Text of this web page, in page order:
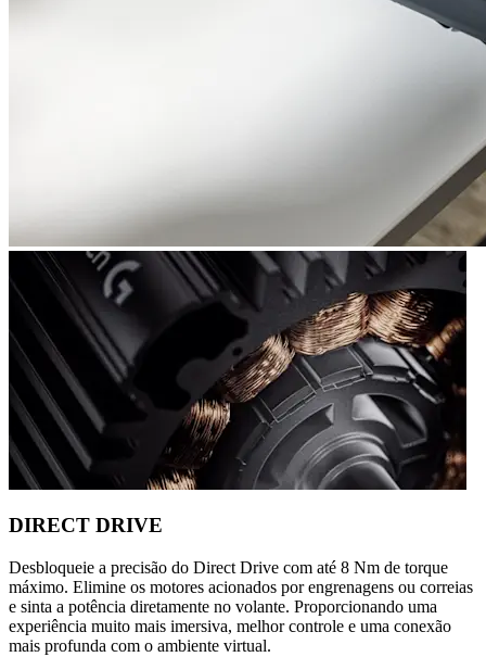
DIRECT DRIVE
Desbloqueie a precisão do Direct Drive com até 8 Nm de torque
máximo. Elimine os motores acionados por engrenagens ou correias
e sinta a potência diretamente no volante. Proporcionando uma
experiência muito mais imersiva, melhor controle e uma conexão
mais profunda com o ambiente virtual.